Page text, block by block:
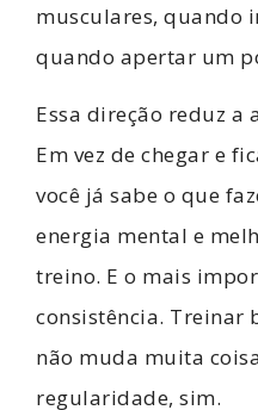
musculares, quando
quando apertar um
Essa direção reduz a
Em vez de chegar e
você já sabe o que
energia mental e
treino. E o mais
consistência. Treinar
não muda muita
regularidade, sim.